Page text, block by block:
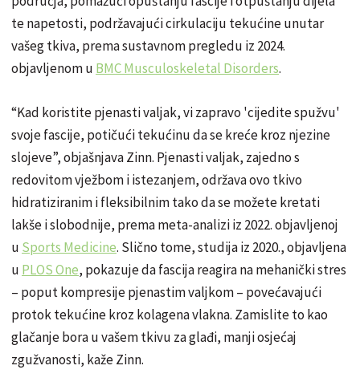
te napetosti, podržavajući cirkulaciju tekućine unutar
vašeg tkiva, prema sustavnom pregledu iz 2024.
objavljenom u BMC Musculoskeletal Disorders.
“Kad koristite pjenasti valjak, vi zapravo 'cijedite spužvu'
svoje fascije, potičući tekućinu da se kreće kroz njezine
slojeve”, objašnjava Zinn. Pjenasti valjak, zajedno s
redovitom vježbom i istezanjem, održava ovo tkivo
hidratiziranim i fleksibilnim tako da se možete kretati
lakše i slobodnije, prema meta-analizi iz 2022. objavljenoj
u Sports Medicine. Slično tome, studija iz 2020., objavljena
u PLOS One, pokazuje da fascija reagira na mehanički stres
– poput kompresije pjenastim valjkom – povećavajući
protok tekućine kroz kolagena vlakna. Zamislite to kao
glačanje bora u vašem tkivu za glađi, manji osjećaj
zgužvanosti, kaže Zinn.